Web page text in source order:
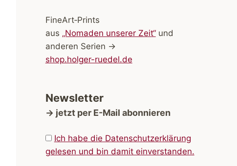
FineArt‑Prints
aus „Nomaden unserer Zeit“und
anderen Serien →
shop.holger-ruedel.de
Newsletter
→ jetzt per E-Mail abonnieren
Ich habe die Datenschutzerklärung
gelesen und bin damit einverstanden.